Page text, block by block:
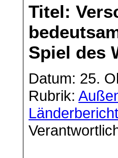
Titel:
Spiel des
Datum: 25.
Rubrik: